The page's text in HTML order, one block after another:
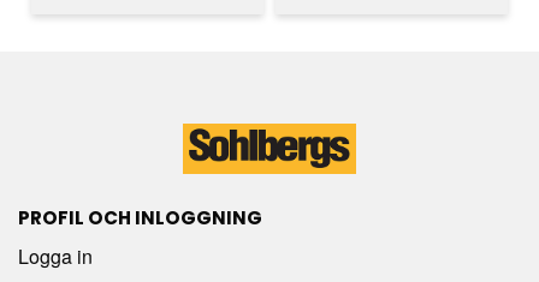
PROFIL OCH INLOGGNING
Logga in